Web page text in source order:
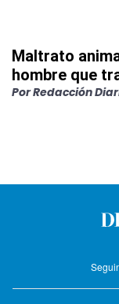
Maltrato
hombre que
PorRedacción